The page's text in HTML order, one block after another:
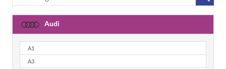
Audi
A1
A3